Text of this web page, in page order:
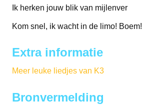
Ik herken jouw blik van mijlenver
Kom snel, ik wacht in de limo! Boem!
Extra informatie
Meer leuke liedjes van K3
Bronvermelding